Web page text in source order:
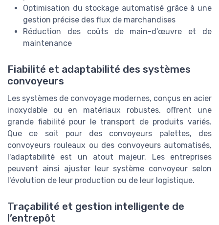
Optimisation du stockage automatisé grâce à une
gestion précise des flux de marchandises
Réduction des coûts de main-d'œuvre et de
maintenance
Fiabilité et adaptabilité des systèmes
convoyeurs
Les systèmes de convoyage modernes, conçus en acier
inoxydable ou en matériaux robustes, offrent une
grande fiabilité pour le transport de produits variés.
Que ce soit pour des convoyeurs palettes, des
convoyeurs rouleaux ou des convoyeurs automatisés,
l'adaptabilité est un atout majeur. Les entreprises
peuvent ainsi ajuster leur système convoyeur selon
l'évolution de leur production ou de leur logistique.
Traçabilité et gestion intelligente de
l’entrepôt